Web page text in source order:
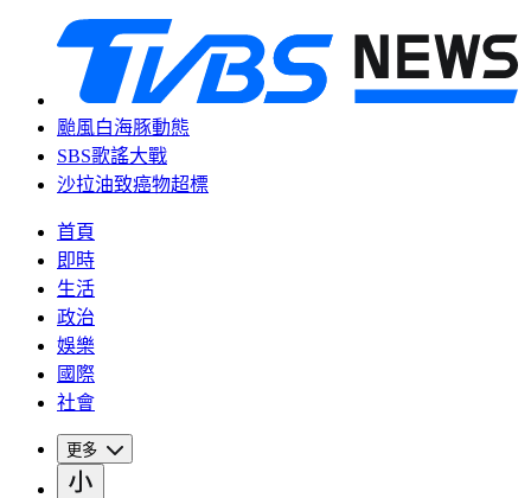
颱風白海豚動態
SBS歌謠大戰
沙拉油致癌物超標
首頁
即時
生活
政治
娛樂
國際
社會
更多